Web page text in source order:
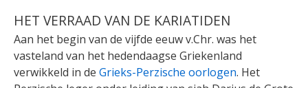
HET VERRAAD VAN DE KARIATIDEN
Aan het begin van de vijfde eeuw v.Chr. was het
vasteland van het hedendaagse Griekenland
verwikkeld in de Grieks-Perzische oorlogen. Het